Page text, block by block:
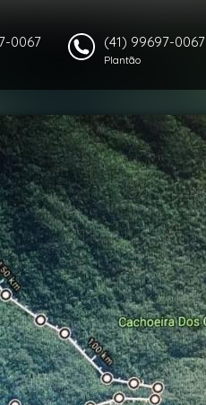
0067 (41) 99697-0067
Plantão